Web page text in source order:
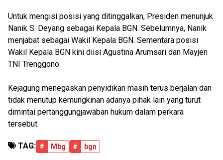
Untuk mengisi posisi yang ditinggalkan, Presiden menunjuk
Nanik S. Deyang sebagai Kepala BGN. Sebelumnya, Nanik
menjabat sebagai Wakil Kepala BGN. Sementara posisi
Wakil Kepala BGN kini diisi Agustina Arumsari dan Mayjen
TNI Trenggono.
Kejagung menegaskan penyidikan masih terus berjalan dan
tidak menutup kemungkinan adanya pihak lain yang turut
dimintai pertanggungjawaban hukum dalam perkara
tersebut.
TAG: # Mbg # bgn